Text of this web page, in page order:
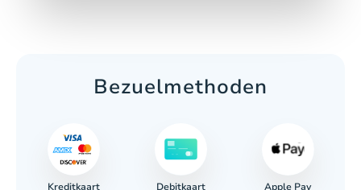
Bezuelmethoden
Kreditkaart Debitkaart Apple Pay